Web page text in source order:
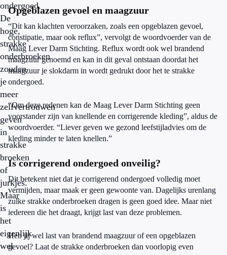
ondergoed.
De
hoge,
strakke
onderbroeken
zouden
je
meer
zelfvertrouwen
geven
in
strakke
broeken
of
jurkjes.
Maar
is
het
eigenlijk
wel
Opgeblazen gevoel en maagzuur
“Dit kan klachten veroorzaken, zoals een opgeblazen gevoel,
constipatie, maar ook reflux”, vervolgt de woordvoerder van de
Maag Lever Darm Stichting. Reflux wordt ook wel brandend
maagzuur genoemd en kan in dit geval ontstaan doordat het
maagzuur je slokdarm in wordt gedrukt door het te strakke
ondergoed.
“Om deze redenen kan de Maag Lever Darm Stichting geen
voorstander zijn van knellende en corrigerende kleding”, aldus de
woordvoerder. “Liever geven we gezond leefstijladvies om de
kleding minder te laten knellen.”
Is corrigerend ondergoed onveilig?
Dit betekent niet dat je corrigerend ondergoed volledig moet
vermijden, maar maak er geen gewoonte van. Dagelijks urenlang
zulke strakke onderbroeken dragen is geen goed idee. Maar niet
iedereen die het draagt, krijgt last van deze problemen.
Heb jij wel last van brandend maagzuur of een opgeblazen
gevoel? Laat de strakke onderbroeken dan voorlopig even